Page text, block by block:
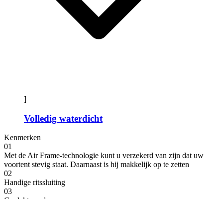
]
Volledig waterdicht
Kenmerken
01
Met de Air Frame-technologie kunt u verzekerd van zijn dat uw
voortent stevig staat. Daarnaast is hij makkelijk op te zetten
02
Handige ritssluiting
03